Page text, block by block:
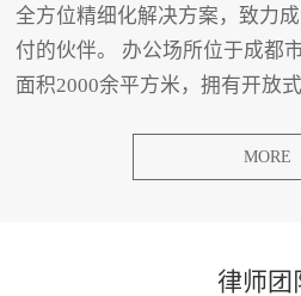
全方位精细化解决方案，致力
付的伙伴。 办公场所位于成都
面积2000余平方米，拥有开放
MORE
律师团